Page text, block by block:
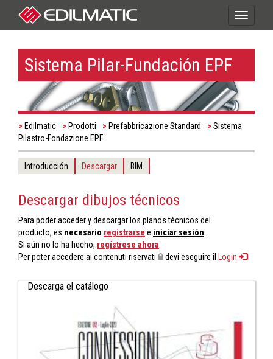
Toggle
Sistema Pilar-Fundación EPF
Edilmatic Prodotti Prefabbricazione Standard
Sistema
Pilastro-Fondazione EPF
Introducción Descargar BIM
Descargar dibujos técnicos
Para poder acceder y descargar los planos técnicos del
producto, es necesario registrarse e iniciar sesión.
Si aún no lo ha hecho, regístrese ahora.
Per poter accedere ai contenuti riservati
devi eseguire il Login
Descarga el catálogo